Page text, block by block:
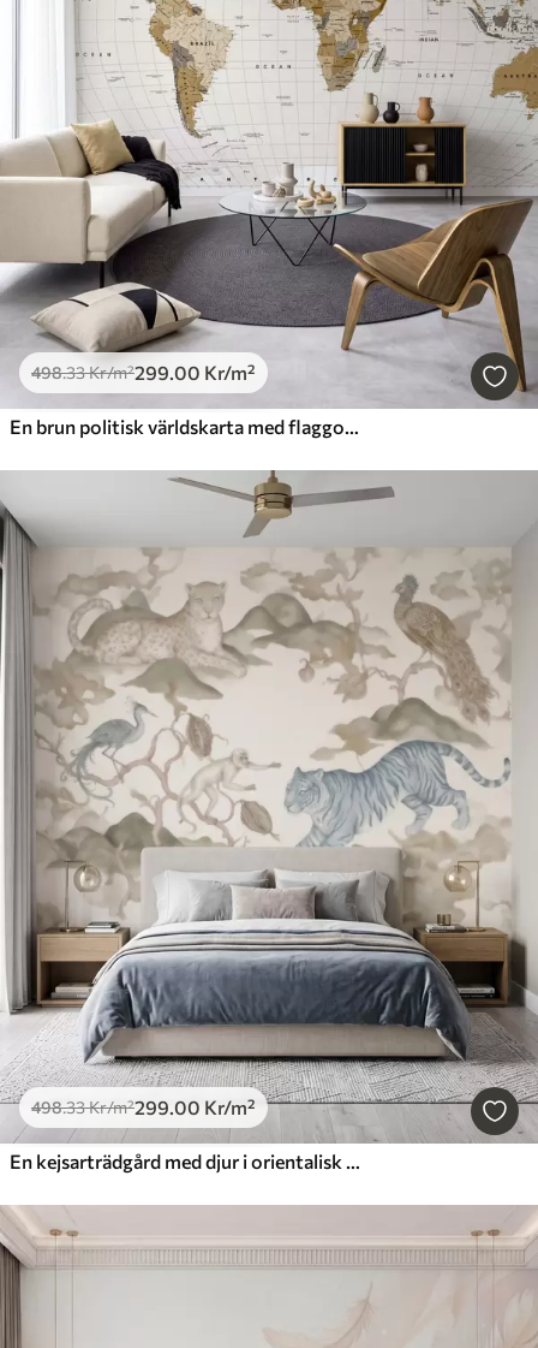
498.33Kr/m²299.00 Kr/m²
En brun politisk världskarta med flaggor på engelska
498.33Kr/m²299.00 Kr/m²
En kejsarträdgård med djur i orientalisk stil – apa, leopard, tiger, påfågel och häger